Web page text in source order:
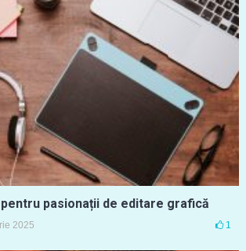
pasionații de editare grafică
2025 1